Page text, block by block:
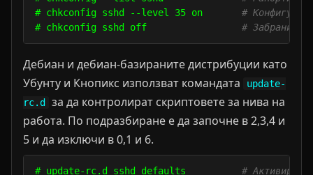
# chkconfig sshd --level 35 on #
# chkconfig sshd off # Забрани
Дебиан и дебиан-базираните дистрибуции като
Убунту и Кнопикс използват командата
update-
rc.d
за да контролират скриптовете за нива на
работа. По подразбиране е да започне в 2,3,4 и
5 и да изключи в 0,1 и 6.
# update-rc.d sshd defaults # Активира